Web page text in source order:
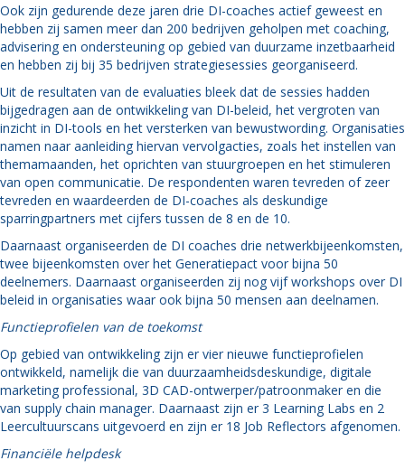
Ook zijn gedurende deze jaren drie DI-coaches actief geweest en
hebben zij samen meer dan 200 bedrijven geholpen met coaching,
advisering en ondersteuning op gebied van duurzame inzetbaarheid
en hebben zij bij 35 bedrijven strategiesessies georganiseerd.
Uit de resultaten van de evaluaties bleek dat de sessies hadden
bijgedragen aan de ontwikkeling van DI-beleid, het vergroten van
inzicht in DI-tools en het versterken van bewustwording. Organisaties
namen naar aanleiding hiervan vervolgacties, zoals het instellen van
themamaanden, het oprichten van stuurgroepen en het stimuleren
van open communicatie. De respondenten waren tevreden of zeer
tevreden en waardeerden de DI-coaches als deskundige
sparringpartners met cijfers tussen de 8 en de 10.
Daarnaast organiseerden de DI coaches drie netwerkbijeenkomsten,
twee bijeenkomsten over het Generatiepact voor bijna 50
deelnemers. Daarnaast organiseerden zij nog vijf workshops over DI
beleid in organisaties waar ook bijna 50 mensen aan deelnamen.
Functieprofielen van de toekomst
Op gebied van ontwikkeling zijn er vier nieuwe functieprofielen
ontwikkeld, namelijk die van duurzaamheidsdeskundige, digitale
marketing professional, 3D CAD-ontwerper/patroonmaker en die
van supply chain manager. Daarnaast zijn er 3 Learning Labs en 2
Leercultuurscans uitgevoerd en zijn er 18 Job Reflectors afgenomen.
Financiële helpdesk